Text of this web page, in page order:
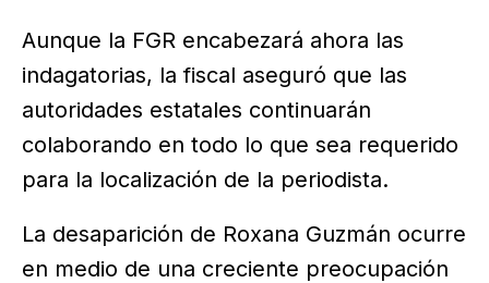
Aunque la FGR encabezará ahora las
indagatorias, la fiscal aseguró que las
autoridades estatales continuarán
colaborando en todo lo que sea requerido
para la localización de la periodista.
La desaparición de Roxana Guzmán ocurre
en medio de una creciente preocupación